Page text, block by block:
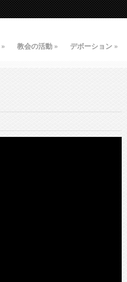
» 教会の活動 » デボーション »